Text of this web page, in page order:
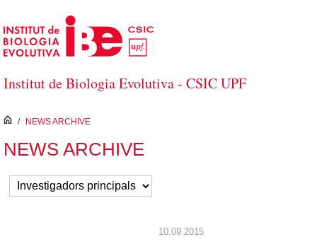
Salta al contingut principal
Institut de Biologia Evolutiva - CSIC UPF
inici
/ NEWS ARCHIVE
NEWS ARCHIVE
10.09.2015